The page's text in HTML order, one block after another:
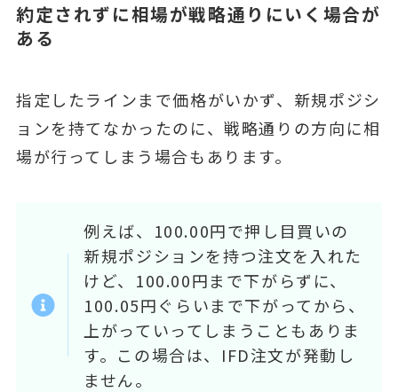
約定されずに相場が戦略通りにいく場合が
ある
指定したラインまで価格がいかず、新規ポジシ
ョンを持てなかったのに、戦略通りの方向に相
場が行ってしまう場合もあります。
例えば、100.00円で押し目買いの
新規ポジションを持つ注文を入れた
けど、100.00円まで下がらずに、
100.05円ぐらいまで下がってから、
上がっていってしまうこともありま
す。この場合は、IFD注文が発動し
ません。